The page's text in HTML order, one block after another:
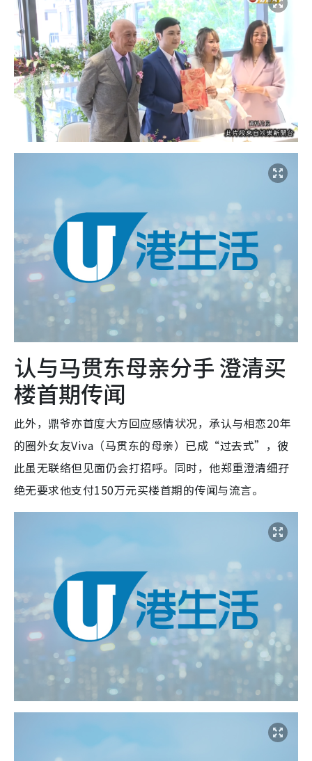
认与马贯东母亲分手 澄清买
楼首期传闻
此外，鼎爷亦首度大方回应感情状况，承认与相恋20年
的圈外女友Viva（马贯东的母亲）已成“过去式”，彼
此虽无联络但见面仍会打招呼。同时，他郑重澄清细孖
绝无要求他支付150万元买楼首期的传闻与流言。